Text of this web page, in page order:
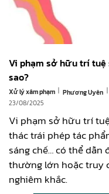
Vi phạm sở hữu trí
sao?
Xử lý xâm phạm | Phương Uyên |
23/08/2025
Vi phạm sở hữu trí
thác trái phép tác
sáng chế… có thể dẫn
thường lớn hoặc truy
nghiêm khắc.